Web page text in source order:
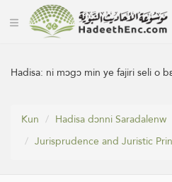
Hadisa: ni mɔgɔ min ye fajiri seli o
Kun
Hadisa dɔnni Saradalenw
Jurisprudence and Juristic